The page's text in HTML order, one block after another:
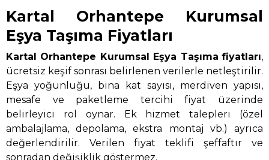
Kartal Orhantepe Kurumsal
Eşya Taşıma Fiyatları
Kartal Orhantepe Kurumsal Eşya Taşıma fiyatları,
ücretsiz keşif sonrası belirlenen verilerle netleştirilir.
Eşya yoğunluğu, bina kat sayısı, merdiven yapısı,
mesafe ve paketleme tercihi fiyat üzerinde
belirleyici rol oynar. Ek hizmet talepleri (özel
ambalajlama, depolama, ekstra montaj vb.) ayrıca
değerlendirilir. Verilen fiyat teklifi şeffaftır ve
sonradan değişiklik göstermez.